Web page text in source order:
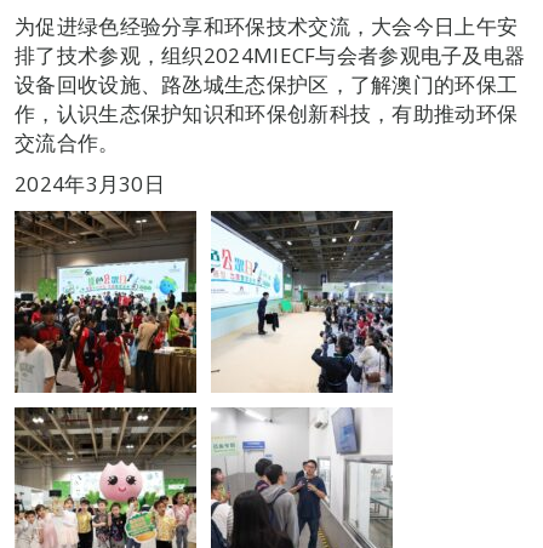
为促进绿色经验分享和环保技术交流，大会今日上午安
排了技术参观，组织2024MIECF与会者参观电子及电器
设备回收设施、路氹城生态保护区，了解澳门的环保工
作，认识生态保护知识和环保创新科技，有助推动环保
交流合作。
2024年3月30日